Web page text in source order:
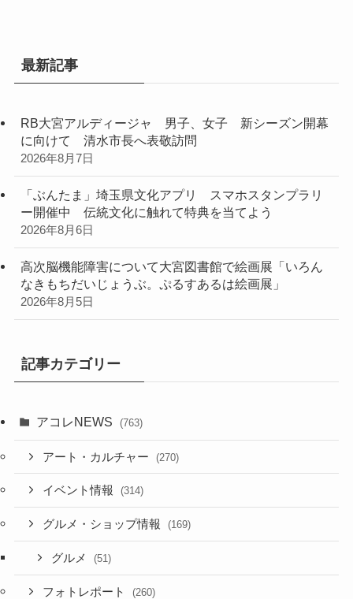
最新記事
RB大宮アルディージャ 男子、女子 新シーズン開幕
に向けて 清水市長へ表敬訪問
2026年8月7日
「ぶんたま」埼玉県文化アプリ スマホスタンプラリ
ー開催中 伝統文化に触れて特典を当てよう
2026年8月6日
高次脳機能障害について大宮図書館で絵画展「いろん
なきもちだいじょうぶ。ぷるすあるは絵画展」
2026年8月5日
記事カテゴリー
アコレNEWS (763)
アート・カルチャー (270)
イベント情報 (314)
グルメ・ショップ情報 (169)
グルメ (51)
フォトレポート (260)